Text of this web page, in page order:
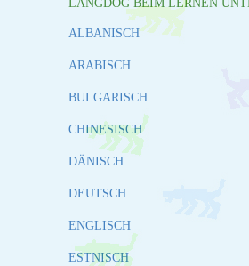
LANGDOG BEIM LERNEN
ALBANISCH
ARABISCH
BULGARISCH
CHINESISCH
DÄNISCH
DEUTSCH
ENGLISCH
ESTNISCH